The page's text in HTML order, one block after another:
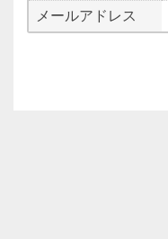
メールアドレス